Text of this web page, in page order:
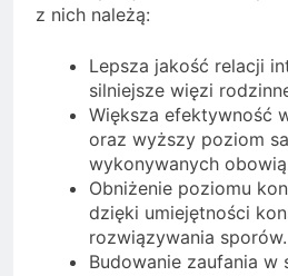
z nich należą:
Lepsza jakość relacji
silniejsze więzi
Większa efektywność
oraz wyższy poziom
wykonywanych
Obniżenie poziomu
dzięki umiejętności
rozwiązywania sporów.
Budowanie zaufania w